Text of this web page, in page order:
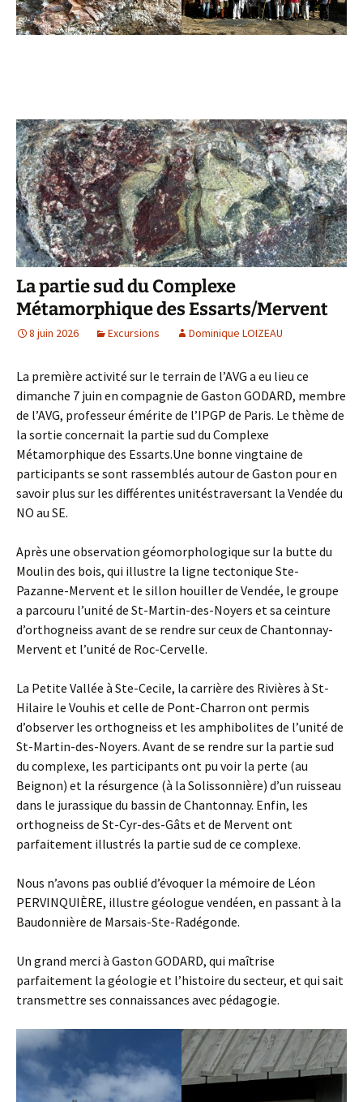
La partie sud du Complexe
Métamorphique des Essarts/Mervent
8 juin 2026 Excursions Dominique LOIZEAU
La première activité sur le terrain de l’AVG a eu lieu ce
dimanche 7 juin en compagnie de Gaston GODARD, membre
de l’AVG, professeur émérite de l’IPGP de Paris. Le thème de
la sortie concernait la partie sud du Complexe
Métamorphique des Essarts.Une bonne vingtaine de
participants se sont rassemblés autour de Gaston pour en
savoir plus sur les différentes unitéstraversant la Vendée du
NO au SE.
Après une observation géomorphologique sur la butte du
Moulin des bois, qui illustre la ligne tectonique Ste-
Pazanne-Mervent et le sillon houiller de Vendée, le groupe
a parcouru l’unité de St-Martin-des-Noyers et sa ceinture
d’orthogneiss avant de se rendre sur ceux de Chantonnay-
Mervent et l’unité de Roc-Cervelle.
La Petite Vallée à Ste-Cecile, la carrière des Rivières à St-
Hilaire le Vouhis et celle de Pont-Charron ont permis
d’observer les orthogneiss et les amphibolites de l’unité de
St-Martin-des-Noyers. Avant de se rendre sur la partie sud
du complexe, les participants ont pu voir la perte (au
Beignon) et la résurgence (à la Solissonnière) d’un ruisseau
dans le jurassique du bassin de Chantonnay. Enfin, les
orthogneiss de St-Cyr-des-Gâts et de Mervent ont
parfaitement illustrés la partie sud de ce complexe.
Nous n’avons pas oublié d’évoquer la mémoire de Léon
PERVINQUIÈRE, illustre géologue vendéen, en passant à la
Baudonnière de Marsais-Ste-Radégonde.
Un grand merci à Gaston GODARD, qui maîtrise
parfaitement la géologie et l’histoire du secteur, et qui sait
transmettre ses connaissances avec pédagogie.